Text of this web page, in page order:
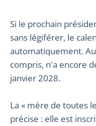
Si le prochain
sans légiférer, le
automatiquement.
compris, n'a encore
janvier 2028.
La « mère de toutes
précise : elle est